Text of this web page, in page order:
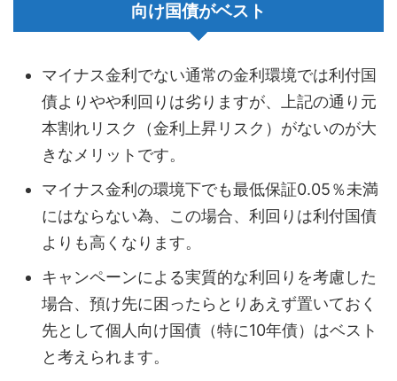
向け国債がベスト
マイナス金利でない通常の金利環境では利付国
債よりやや利回りは劣りますが、上記の通り元
本割れリスク（金利上昇リスク）がないのが大
きなメリットです。
マイナス金利の環境下でも最低保証0.05％未満
にはならない為、この場合、利回りは利付国債
よりも高くなります。
キャンペーンによる実質的な利回りを考慮した
場合、預け先に困ったらとりあえず置いておく
先として個人向け国債（特に10年債）はベスト
と考えられます。